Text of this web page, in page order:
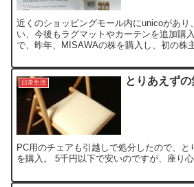
近くのショッピングモール内にunicoがあり
い、今後もラグマットやカーテンを追加購
で、昨年、MISAWAの株を購入し、初の株
日常生活 とりあえず
PC用のチェアも引越しで処分したので、と
を購入。 5千円以下で安いのですが、座り